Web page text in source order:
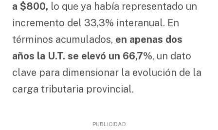
a $800, lo que ya había representado un
incremento del 33,3% interanual. En
términos acumulados, en apenas dos
años la U.T. se elevó un 66,7%, un dato
clave para dimensionar la evolución de la
carga tributaria provincial.
PUBLICIDAD